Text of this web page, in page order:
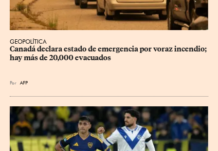
GEOPOLÍTICA
Canadá declara estado de emergencia por voraz incendio;
hay más de 20,000 evacuados
Por AFP